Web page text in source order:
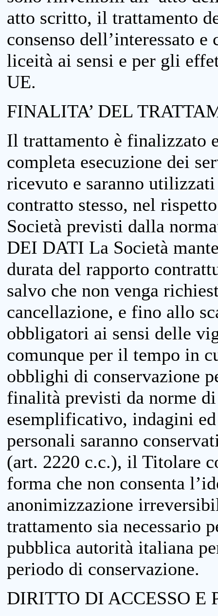
atto scritto, il trattamento
consenso dell’interessato
liceità ai sensi e per gli
UE.
FINALITA’ DEL
Il trattamento è finalizzato
completa esecuzione dei
ricevuto e saranno
contratto stesso, nel
Società previsti dalla
DEI DATI La Società
durata del rapporto
salvo che non venga
cancellazione, e fino allo
obbligatori ai sensi delle
comunque per il tempo in
obblighi di conservazione
finalità previsti da norme
esemplificativo, indagini
personali saranno
(art. 2220 c.c.), il Titolare
forma che non consenta
anonimizzazione
trattamento sia necessario
pubblica autorità italiana
periodo di conservazione.
DIRITTO DI ACCESSO